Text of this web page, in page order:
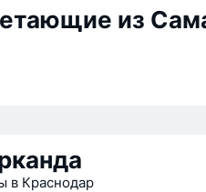
из
в Краснодар